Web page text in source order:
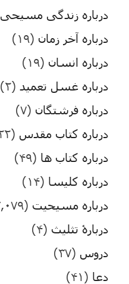
درباره زندگی مسیحی
درباره آخر زمان (۱۹)
درباره انسان (۱۹)
درباره غسل تعمید (۲)
درباره فرشتگان (۷)
درباره کتاب مقدس (۲۲)
درباره کتاب ها (۴۹)
درباره کلیسا (۱۴)
درباره مسیحیت (۳,۰۷۹)
دربارۀ تثلیث (۴)
دروس (۳۷)
دعا (۴۱)